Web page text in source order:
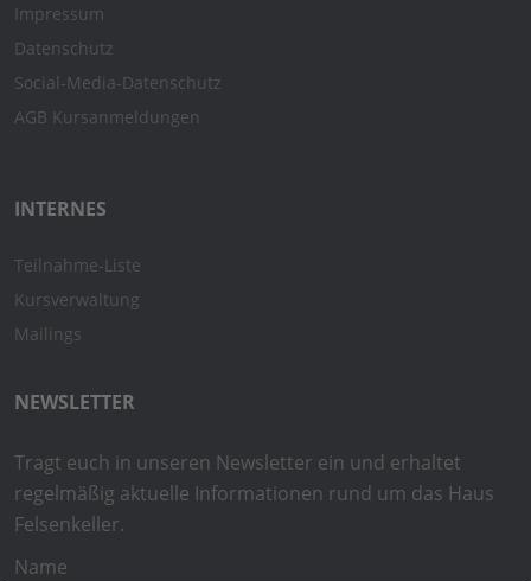
Impressum
Datenschutz
Social-Media-Datenschutz
AGB Kursanmeldungen
INTERNES
Teilnahme-Liste
Kursverwaltung
Mailings
NEWSLETTER
Tragt euch in unseren Newsletter ein und erhaltet
regelmäßig aktuelle Informationen rund um das Haus
Felsenkeller.
Name